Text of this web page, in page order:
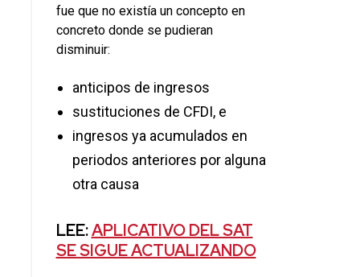
fue que no existía un concepto en
concreto donde se pudieran
disminuir:
anticipos de ingresos
sustituciones de CFDI, e
ingresos ya acumulados en
periodos anteriores por alguna
otra causa
LEE:APLICATIVO DEL SAT
SE SIGUE ACTUALIZANDO